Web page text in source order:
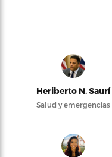
Heriberto N. Saurí
Salud y emergencias